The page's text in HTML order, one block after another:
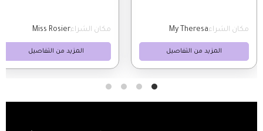
مكان الشراءMy Theresa
المزيد من التفاصيل
مكان الشراءMiss Rosier
المزيد من التفاصيل